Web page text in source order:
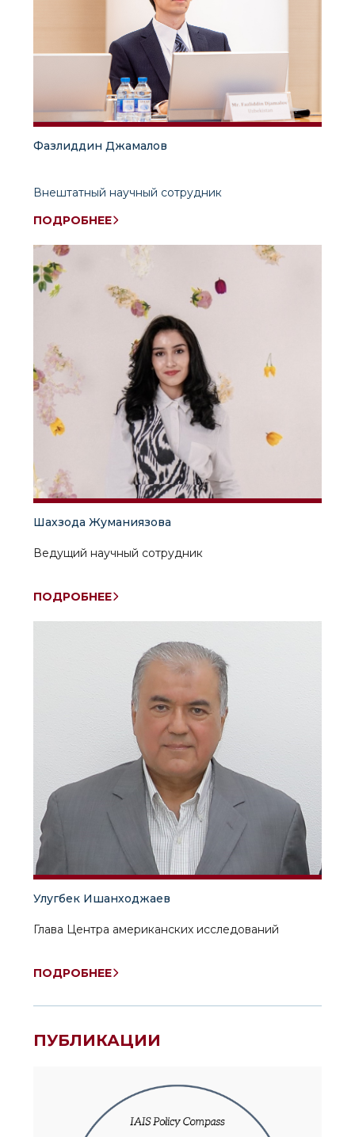
Фазлиддин Джамалов
Внештатный научный сотрудник
ПОДРОБНЕЕ
Шахзода Жуманиязова
Ведущий научный сотрудник
ПОДРОБНЕЕ
Улугбек Ишанходжаев
Глава Центра американских исследований
ПОДРОБНЕЕ
ПУБЛИКАЦИИ